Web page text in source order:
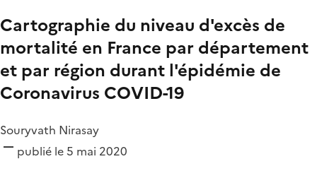
Cartographie du niveau d'excès de
mortalité en France par département
et par région durant l'épidémie de
Coronavirus COVID-19
Souryvath Nirasay
publié le 5 mai 2020